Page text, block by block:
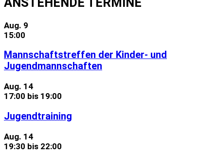
Aug. 9
15:00
Mannschaftstreffen der Kinder- und
Jugendmannschaften
Aug. 14
17:00 bis 19:00
Jugendtraining
Aug. 14
19:30 bis 22:00